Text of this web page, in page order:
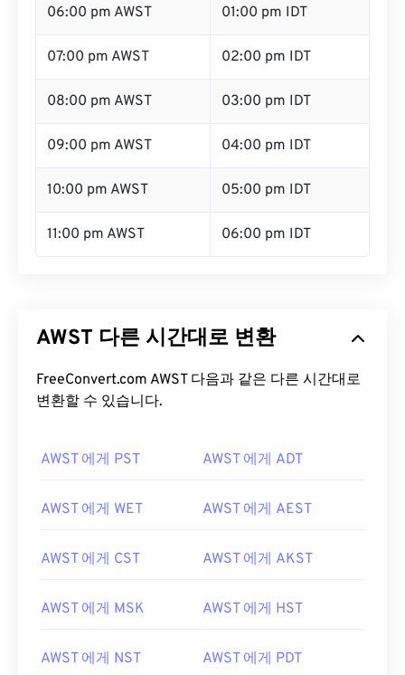
06:00 pm AWST 01:00 pm IDT
07:00 pm AWST 02:00 pm IDT
08:00 pm AWST 03:00 pm IDT
09:00 pm AWST 04:00 pm IDT
10:00 pm AWST 05:00 pm IDT
11:00 pm AWST 06:00 pm IDT
AWST 다른 시간대로 변환
FreeConvert.com AWST 다음과 같은 다른 시간대로
변환할 수 있습니다.
AWST 에게 PST AWST 에게 ADT
AWST 에게 WET AWST 에게 AEST
AWST 에게 CST AWST 에게 AKST
AWST 에게 MSK AWST 에게 HST
AWST 에게 NST AWST 에게 PDT